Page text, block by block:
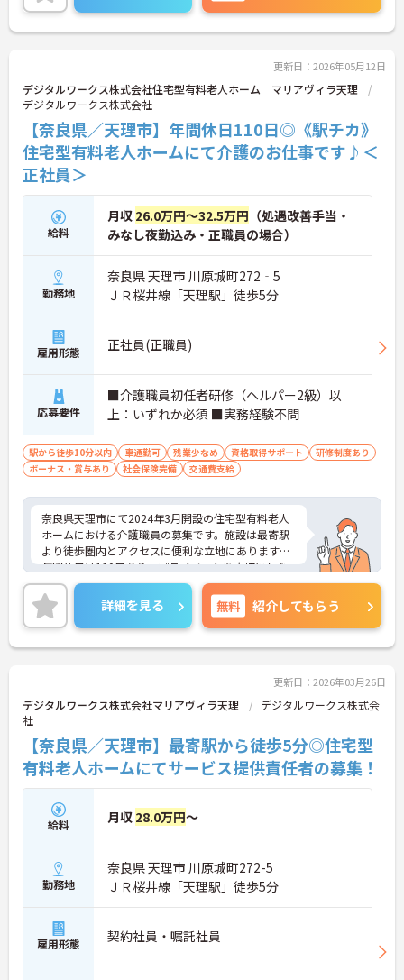
更新日：2026年05月12日
デジタルワークス株式会社住宅型有料老人ホーム マリアヴィラ天理
デジタルワークス株式会社
【奈良県／天理市】年間休日110日◎《駅チカ》
住宅型有料老人ホームにて介護のお仕事です♪＜
正社員＞
給料
月収 26.0万円～32.5万円 （処遇改善手当・
みなし夜勤込み・正職員の場合）
勤務地
奈良県 天理市 川原城町272‐5
ＪＲ桜井線「天理駅」徒歩5分
雇用形態 正社員(正職員)
応募要件
■介護職員初任者研修（ヘルパー2級）以
上：いずれか必須 ■実務経験不問
駅から徒歩10分以内 車通勤可 残業少なめ 資格取得サポート
研修制度あり
ボーナス・賞与あり
社会保険完備 交通費支給
奈良県天理市にて2024年3月開設の住宅型有料老人
ホームにおける介護職員の募集です。施設は最寄駅
より徒歩圏内とアクセスに便利な立地にあります。
年間休日は110日あり、プライベートを大切にしな
がらご勤務いただけます。また、昇給・賞与制度あ
り、頑張りが目に見える形できちんと評価される職
場です。
ご興味のある方には、面接対策ポイントなど、さら
に詳細をお話しいたしますのでお気軽にご相談くだ
詳細を見る 無料 紹介してもらう
更新日：2026年03月26日
デジタルワークス株式会社マリアヴィラ天理
デジタルワークス株式会
社
【奈良県／天理市】最寄駅から徒歩5分◎住宅型
有料老人ホームにてサービス提供責任者の募集！
給料 月収 28.0万円～
勤務地
奈良県 天理市 川原城町272-5
ＪＲ桜井線「天理駅」徒歩5分
雇用形態 契約社員・嘱託社員